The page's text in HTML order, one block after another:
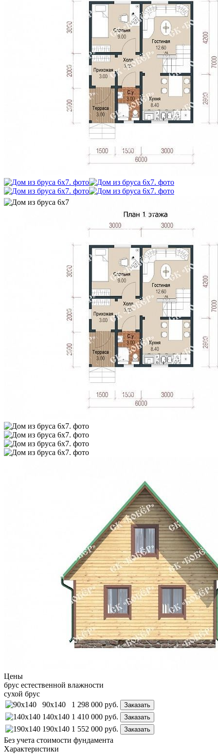
Цены
брус естественной влажности
сухой брус
90x140
1 298 000 руб. Заказать
140x140 1 410 000 руб. Заказать
190x140 1 552 000 руб. Заказать
Без учета стоимости фундамента
Характеристики